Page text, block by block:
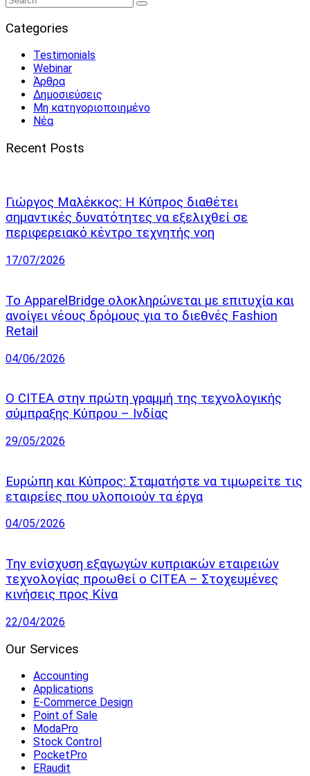
Categories
Testimonials
Webinar
Άρθρα
Δημοσιεύσεις
Μη κατηγοριοποιημένο
Νέα
Recent Posts
Γιώργος Μαλέκκος: Η Κύπρος διαθέτει
σημαντικές δυνατότητες να εξελιχθεί σε
περιφερειακό κέντρο τεχνητής νοη
17/07/2026
Το ApparelBridge ολοκληρώνεται με επιτυχία και
ανοίγει νέους δρόμους για το διεθνές Fashion
Retail
04/06/2026
Ο CITEA στην πρώτη γραμμή της τεχνολογικής
σύμπραξης Κύπρου – Ινδίας
29/05/2026
Ευρώπη και Κύπρος: Σταματήστε να τιμωρείτε τις
εταιρείες που υλοποιούν τα έργα
04/05/2026
Την ενίσχυση εξαγωγών κυπριακών εταιρειών
τεχνολογίας προωθεί ο CITEA – Στοχευμένες
κινήσεις προς Κίνα
22/04/2026
Our Services
Accounting
Applications
E-Commerce Design
Point of Sale
ModaPro
Stock Control
PocketPro
ERaudit